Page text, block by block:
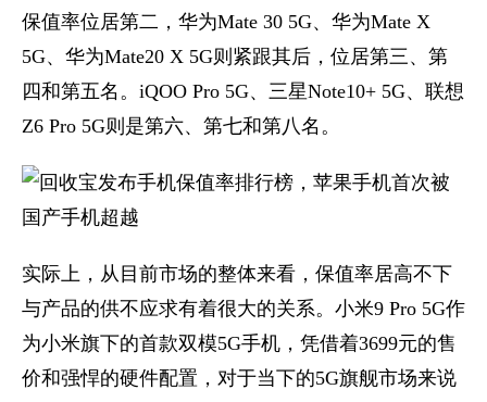
保值率位居第二，华为Mate 30 5G、华为Mate X
5G、华为Mate20 X 5G则紧跟其后，位居第三、第
四和第五名。iQOO Pro 5G、三星Note10+ 5G、联想
Z6 Pro 5G则是第六、第七和第八名。
实际上，从目前市场的整体来看，保值率居高不下
与产品的供不应求有着很大的关系。小米9 Pro 5G作
为小米旗下的首款双模5G手机，凭借着3699元的售
价和强悍的硬件配置，对于当下的5G旗舰市场来说